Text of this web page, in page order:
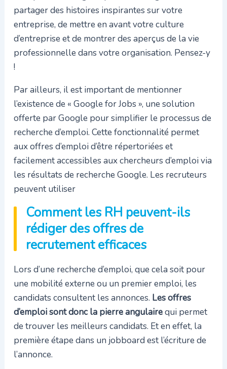
partager des histoires inspirantes sur votre
entreprise, de mettre en avant votre culture
d’entreprise et de montrer des aperçus de la vie
professionnelle dans votre organisation. Pensez-y
!
Par ailleurs, il est important de mentionner
l’existence de « Google for Jobs », une solution
offerte par Google pour simplifier le processus de
recherche d’emploi. Cette fonctionnalité permet
aux offres d’emploi d’être répertoriées et
facilement accessibles aux chercheurs d’emploi via
les résultats de recherche Google. Les recruteurs
peuvent utiliser
Comment les RH peuvent-ils
rédiger des offres de
recrutement efficaces
Lors d’une recherche d’emploi, que cela soit pour
une mobilité externe ou un premier emploi, les
candidats consultent les annonces. Les offres
d’emploi sont donc la pierre angulairequi permet
de trouver les meilleurs candidats. Et en effet, la
première étape dans un jobboard est l’écriture de
l’annonce.